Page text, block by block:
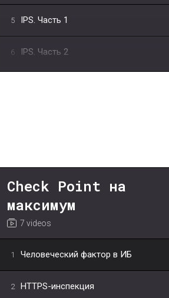
5 IPS. Часть 1
6 IPS. Часть 2
Check Point на
максимум
7 videos
1 Человеческий фактор в ИБ
2 HTTPS-инспекция